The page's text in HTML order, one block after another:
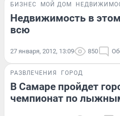
БИЗНЕС МОЙ ДОМ
Недвижимость в
всю
27 января, 2012, 13:09 850
РАЗВЛЕЧЕНИЯ ГОРОД
В Самаре пройдет
чемпионат по